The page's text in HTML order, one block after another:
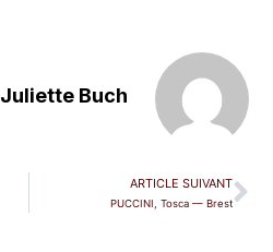
Juliette Buch
ARTICLE SUIVANT
PUCCINI, Tosca — Brest